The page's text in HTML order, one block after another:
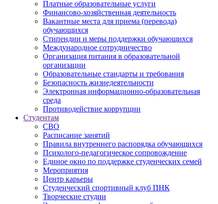
Платные образовательные услуги
Финансово-хозяйственная деятельность
Вакантные места для приема (перевода)
обучающихся
Стипендии и меры поддержки обучающихся
Международное сотрудничество
Организация питания в образовательной
организации
Образовательные стандарты и требования
Безопасность жизнедеятельности
Электронная информационно-образовательная
среда
Противодействие коррупции
Студентам
СВО
Расписание занятий
Правила внутреннего распорядка обучающихся
Психолого-педагогическое сопровождение
Единое окно по поддержке студенческих семей
Мероприятия
Центр карьеры
Студенческий спортивный клуб ПНК
Творческие студии